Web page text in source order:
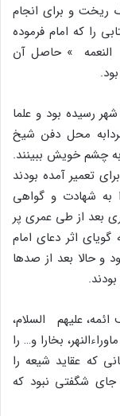
ریخت و براى انجام
را که امام فرموده
النعمه » حاصل آن
رسیده بود و علما
محل دفن شیخ
چشم خویش ببینند.
تعمیر آمده بودند
به شهادت و گواهى
شیخ صدوق که در سال ۳۸۱ هجرى بعد از طى عمرى پر
اثر دعاى امام
و حالا بعد از صدها
علیهم السلام،
بخارا و… را
که عقاید شیعه را
شگفتى نبود که